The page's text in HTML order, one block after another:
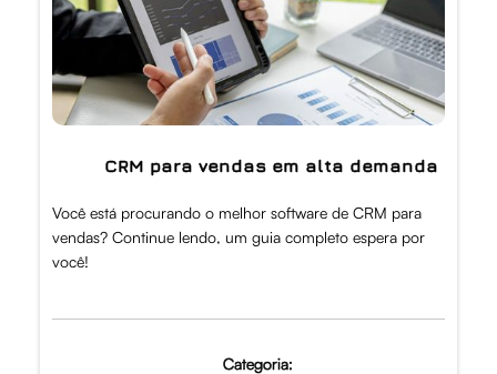
CRM para vendas em alta demanda
Você está procurando o melhor software de CRM para
vendas? Continue lendo, um guia completo espera por
você!
Categoria: